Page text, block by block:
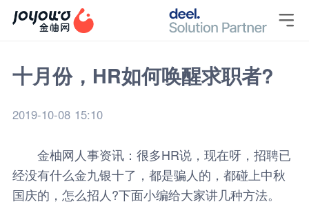

十月份，HR如何唤醒求职者?
2019-10-08 15:10
金柚网 人事资讯：很多HR说，现在呀，招聘已
经没有什么金九银十了，都是骗人的，都碰上中秋
国庆的，怎么招人?下面小编给大家讲几种方法。